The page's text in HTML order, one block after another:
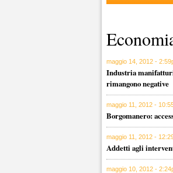
maggio 14, 2012 -
Industria
rimangono negative
maggio 11, 2012 -
Borgomanero:
maggio 11, 2012 -
Addetti agli
maggio 10, 2012 -